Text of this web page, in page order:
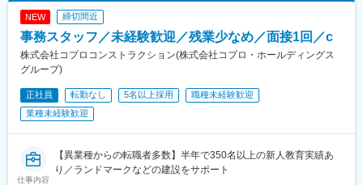
川線)、立川駅、本八幡駅(都営線)、高島町駅、馬車道駅、鹿島田
駅、川崎駅、本川越駅、永田町駅、虎ノ門駅、岩本町駅、内幸町
駅、新宿西口駅、赤坂見附駅、五反田駅、東新宿駅、東池袋駅、
九段下駅、泉岳寺駅、御成門駅、国立競技場駅、立川南駅、鬼越
駅、横浜駅、川越市駅
NEW 締切間近
事務スタッフ／未経験歓迎／残業少なめ／面接1回／c
株式会社コプロコンストラクション(株式会社コプロ・ホールディングス
グループ)
正社員 転勤なし 5名以上採用
職種未経験歓迎
業種未経験歓迎
仕事内容
【異業種からの転職者多数】半年で350名以上の新人教育実績あ
り／ランドマークなどの建設をサポート